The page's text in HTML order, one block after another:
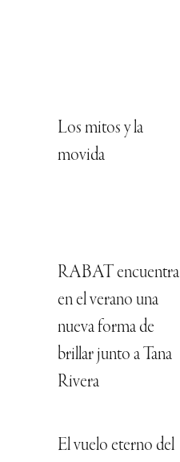
Los mitos y la
movida
RABAT encuentra
en el verano una
nueva forma de
brillar junto a Tana
Rivera
El vuelo eterno del